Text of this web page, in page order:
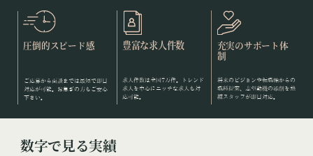
圧倒的スピード感
ご応募から面談までは最短で即日​
対応が可能。お急ぎの方もご安心​
下さい。
豊富な求人件数
求人件数は全国7万件。トレンド​
求人を中心にニッチな求人も対
応​可能。
充実のサポート体
制
将来のビジョンや転職軸からの​
職種提案、志望動機の添削を熟​
練スタッフが即日対応。
数字で見る実績